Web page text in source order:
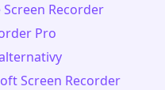
Recorder
Pro
Screen Recorder